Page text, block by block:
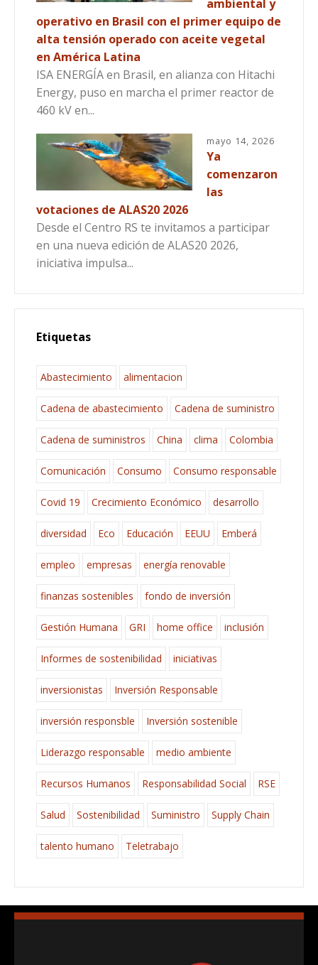
ambiental y
operativo en Brasil con el primer equipo de
alta tensión operado con aceite vegetal
en América Latina
ISA ENERGÍA en Brasil, en alianza con Hitachi
Energy, puso en marcha el primer reactor de
460 kV en...
mayo 14, 2026
Ya
comenzaron
las
votaciones de ALAS20 2026
Desde el Centro RS te invitamos a participar
en una nueva edición de ALAS20 2026,
iniciativa impulsa...
Etiquetas
Abastecimiento alimentacion
Cadena de abastecimiento Cadena de suministro
Cadena de suministros China clima Colombia
Comunicación Consumo Consumo responsable
Covid 19 Crecimiento Económico desarrollo
diversidad Eco Educación EEUU Emberá
empleo empresas energía renovable
finanzas sostenibles fondo de inversión
Gestión Humana GRI home office inclusión
Informes de sostenibilidad iniciativas
inversionistas Inversión Responsable
inversión responsble Inversión sostenible
Liderazgo responsable medio ambiente
Recursos Humanos Responsabilidad Social RSE
Salud Sostenibilidad Suministro Supply Chain
talento humano Teletrabajo